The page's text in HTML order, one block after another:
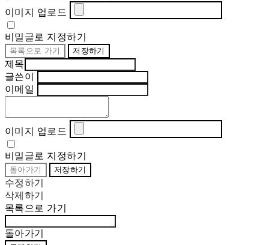
이미지 업로드
비밀글로 지정하기
목록으로 가기 저장하기
제목
글쓴이
이메일
이미지 업로드
비밀글로 지정하기
돌아가기 저장하기
수정하기
삭제하기
목록으로 가기
돌아가기